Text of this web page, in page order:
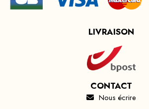
LIVRAISON
CONTACT
 Nous écrire